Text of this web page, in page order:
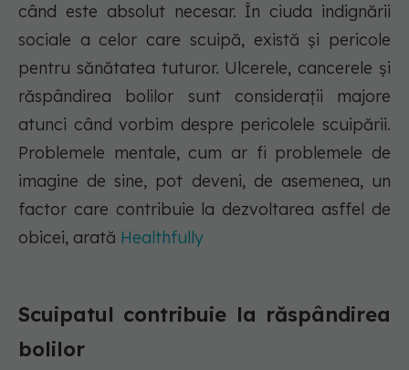
când este absolut necesar. În ciuda indignării
sociale a celor care scuipă, există și pericole
pentru sănătatea tuturor. Ulcerele, cancerele și
răspândirea bolilor sunt considerații majore
atunci când vorbim despre pericolele scuipării.
Problemele mentale, cum ar fi problemele de
imagine de sine, pot deveni, de asemenea, un
factor care contribuie la dezvoltarea asffel de
obicei, arată Healthfully
Scuipatul contribuie la răspândirea
bolilor